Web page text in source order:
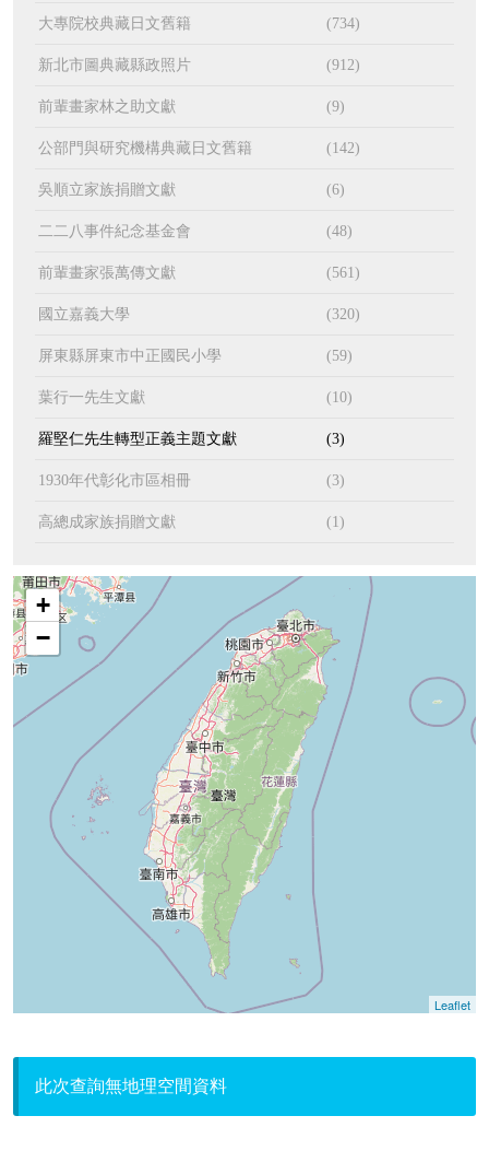
大專院校典藏日文舊籍 (734)
新北市圖典藏縣政照片 (912)
前輩畫家林之助文獻 (9)
公部門與研究機構典藏日文舊籍 (142)
吳順立家族捐贈文獻 (6)
二二八事件紀念基金會 (48)
前輩畫家張萬傳文獻 (561)
國立嘉義大學 (320)
屏東縣屏東市中正國民小學 (59)
葉行一先生文獻 (10)
羅堅仁先生轉型正義主題文獻 (3)
1930年代彰化市區相冊 (3)
高總成家族捐贈文獻 (1)
+
−
Leaflet
此次查詢無地理空間資料